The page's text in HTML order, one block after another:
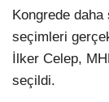
Kongrede
seçimleri
İlker Celep,
seçildi.